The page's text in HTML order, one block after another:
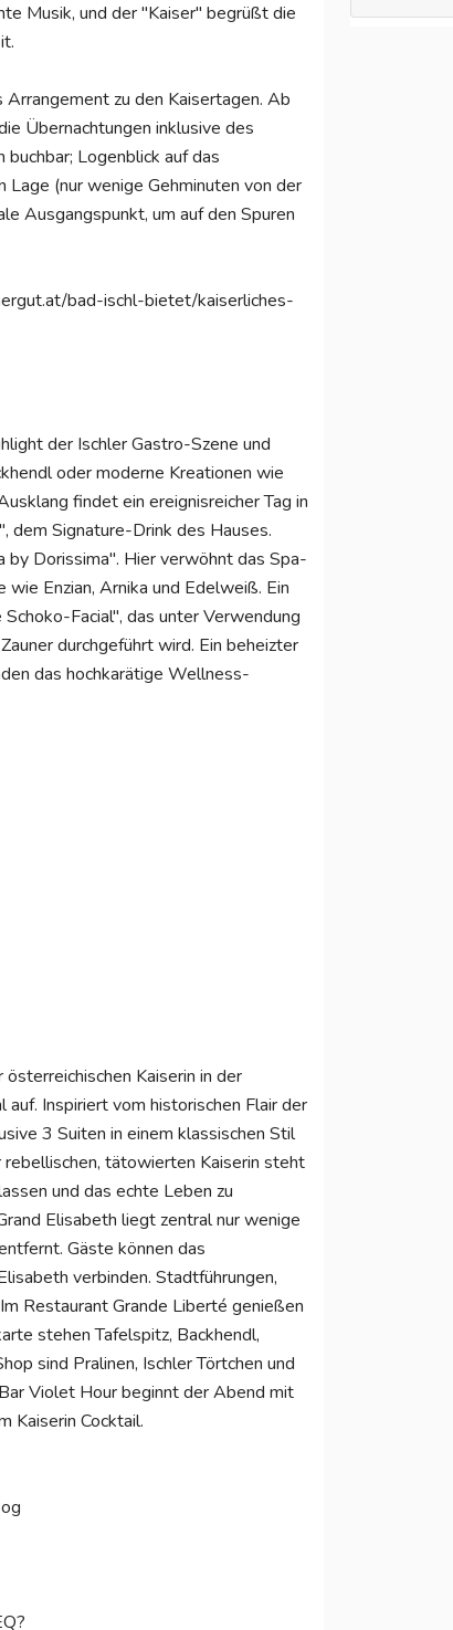
Musik, und der "Kaiser" begrüßt die
zu den Kaisertagen. Ab
Übernachtungen inklusive des
Logenblick auf das
(nur wenige Gehminuten von der
Ausgangspunkt, um auf den Spuren
bad-ischl-bietet/kaiserliches-
der Ischler Gastro-Szene und
oder moderne Kreationen wie
findet ein ereignisreicher Tag in
dem Signature-Drink des Hauses.
by Dorissima". Hier verwöhnt das Spa-
Enzian, Arnika und Edelweiß. Ein
Facial", das unter Verwendung
durchgeführt wird. Ein beheizter
das hochkarätige Wellness-
Kaiserin in der
Inspiriert vom historischen Flair der
3 Suiten in einem klassischen Stil
rebellischen, tätowierten Kaiserin steht
und das echte Leben zu
Elisabeth liegt zentral nur wenige
Gäste können das
verbinden. Stadtführungen,
Restaurant Grande Liberté genießen
stehen Tafelspitz, Backhendl,
sind Pralinen, Ischler Törtchen und
Violet Hour beginnt der Abend mit
Kaiserin Cocktail.